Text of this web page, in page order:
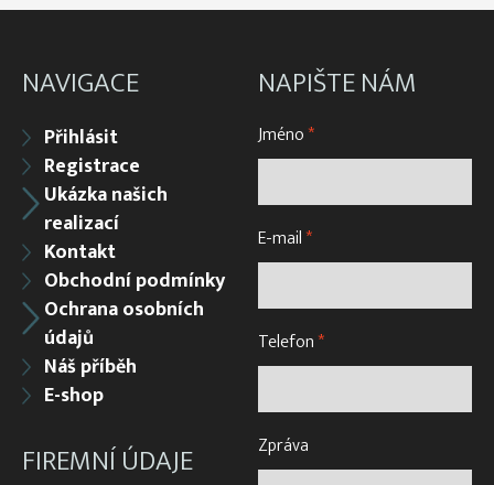
NAVIGACE
Přihlásit
Registrace
Ukázka našich
realizací
Kontakt
Obchodní podmínky
Ochrana osobních
údajů
Náš příběh
E-shop
FIREMNÍ ÚDAJE
NAPIŠTE NÁM
Jméno*
E-mail*
Telefon*
Zpráva